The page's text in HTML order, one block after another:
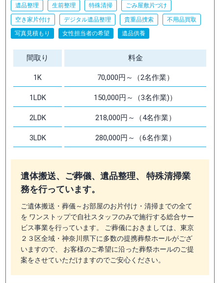
遺品整理 生前整理 特殊清掃 ごみ屋敷片づけ
空き家片付け デジタル遺品整理 貴重品捜索
不用品買取
写真見積もり
女性担当者の希望 遺品供養
間取り 料金
1K 70,000円～（2名作業）
1LDK 150,000円～（3名作業)）
2LDK 218,000円～（4名作業）
3LDK 280,000円～（6名作業）
遺体搬送、ご葬儀、遺品整理、 特殊清掃業
務を行っています。
ご遺体搬送・葬儀～お部屋のお片付け・清掃までの全て
を ワンストップで自社スタッフのみで施行する総合サー
ビス事業を行っています。 ご葬儀におきましては、東京
２３区全域・神奈川県下に多数の提携葬祭ホールがござ
いますので、 お客様のご希望に沿った葬祭ホールのご提
案をさせていただけますのでご安心ください。